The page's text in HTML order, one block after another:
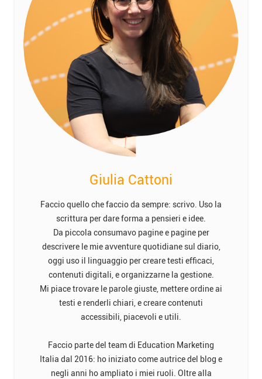
Giulia Cattoni
Faccio quello che faccio da sempre: scrivo. Uso la
scrittura per dare forma a pensieri e idee.
Da piccola consumavo pagine e pagine per
descrivere le mie avventure quotidiane sul diario,
oggi uso il linguaggio per creare testi efficaci,
contenuti digitali, e organizzarne la gestione.
Mi piace trovare le parole giuste, mettere ordine ai
testi e renderli chiari, e creare contenuti
accessibili, piacevoli e utili.
Faccio parte del team di Education Marketing
Italia dal 2016: ho iniziato come autrice del blog e
negli anni ho ampliato i miei ruoli. Oltre alla